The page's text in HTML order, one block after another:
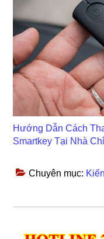
Hướng Dẫn Cách
Smartkey Tại Nhà
Chuyên mục: